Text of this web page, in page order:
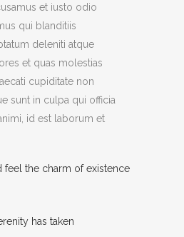
et iusto odio
qui blanditiis
deleniti atque
et quas molestias
cupiditate non
sunt in culpa qui officia
id est laborum et
feel the charm of existence
has taken